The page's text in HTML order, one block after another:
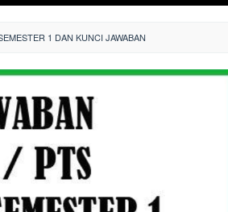
1 DAN KUNCI JAWABAN